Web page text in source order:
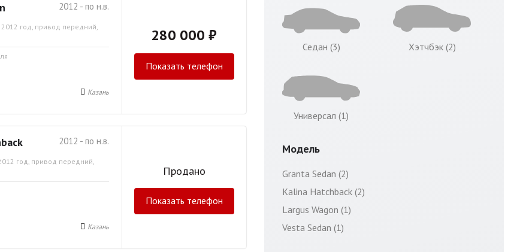
2012 - по н.в.
2012 год, привод передний,
Казань
280 000 ₽
Показать телефон
2012 - по н.в.
год, привод передний,
Казань
Продано
Показать телефон
Седан (3) Хэтчбэк (2)
Универсал (1)
Модель
Granta Sedan (2)
Kalina Hatchback (2)
Largus Wagon (1)
Vesta Sedan (1)